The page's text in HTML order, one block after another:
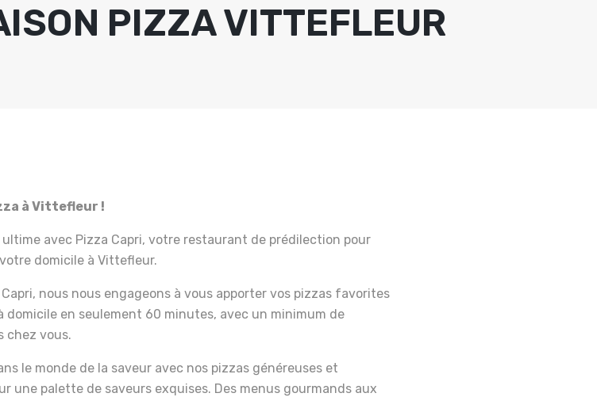
PIZZA VITTEFLEUR
à Vittefleur !
avec Pizza Capri, votre restaurant de prédilection pour
domicile à Vittefleur.
nous nous engageons à vous apporter vos pizzas favorites
domicile en seulement 60 minutes, avec un minimum de
chez vous.
le monde de la saveur avec nos pizzas généreuses et
une palette de saveurs exquises. Des menus gourmands aux